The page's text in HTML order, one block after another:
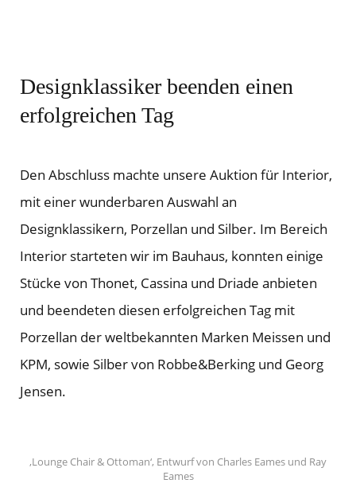
laden
Designklassiker beenden einen
erfolgreichen Tag
Den Abschluss machte unsere Auktion für Interior,
mit einer wunderbaren Auswahl an
Designklassikern, Porzellan und Silber. Im Bereich
Interior starteten wir im Bauhaus, konnten einige
Stücke von Thonet, Cassina und Driade anbieten
und beendeten diesen erfolgreichen Tag mit
Porzellan der weltbekannten Marken Meissen und
KPM, sowie Silber von Robbe&Berking und Georg
Jensen.
‚Lounge Chair & Ottoman‘, Entwurf von Charles Eames und Ray
Eames